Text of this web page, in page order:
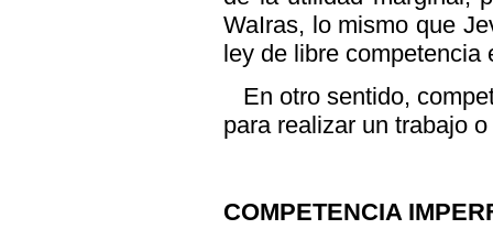
WaIras, lo mismo que
ley de libre competencia
En otro sentido,
para realizar un trabajo
COMPETENCIA